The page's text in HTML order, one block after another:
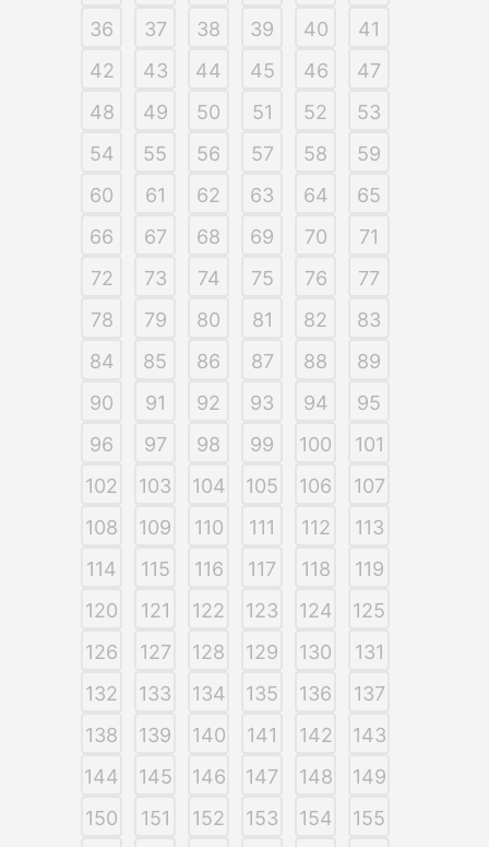
36 37 38 39 40
41
42
43 44 45 46
47
48
49 50 51 52
53
54
55 56 57 58
59
60
61 62 63 64
65
66
67 68 69 70
71
72
73 74 75 76
77
78
79 80 81 82
83
84
85 86 87 88
89
90
91 92 93 94
95
96
97 98 99 100
101
102
103 104 105 106
107
108
109 110 111 112
113
114
115 116 117 118
119
120
121 122 123 124
125
126
127 128 129 130
131
132
133 134 135 136
137
138
139 140 141 142
143
144
145 146 147 148
149
150
151 152 153 154
155